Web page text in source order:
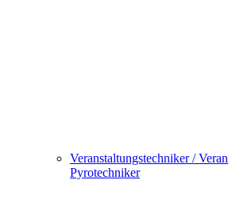
Veranstaltungstechniker /
Pyrotechniker